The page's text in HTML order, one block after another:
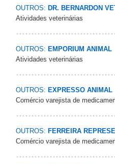
OUTROS: DR. BERNARDON
Atividades veterinárias
OUTROS: EMPORIUM ANIMAL
Atividades veterinárias
OUTROS: EXPRESSO ANIMAL
Comércio varejista de
OUTROS: FERREIRA
Comércio varejista de